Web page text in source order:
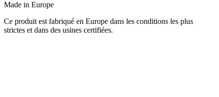
Made in Europe
Ce produit est fabriqué en Europe dans les conditions les plus
strictes et dans des usines certifiées.